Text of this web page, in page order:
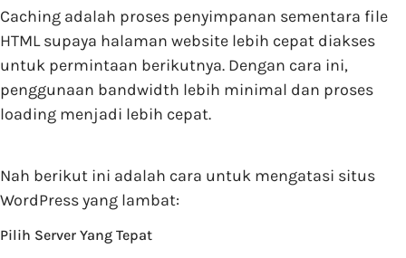
Caching adalah proses penyimpanan sementara file
HTML supaya halaman website lebih cepat diakses
untuk permintaan berikutnya. Dengan cara ini,
penggunaan bandwidth lebih minimal dan proses
loading menjadi lebih cepat.
Nah berikut ini adalah cara untuk mengatasi situs
WordPress yang lambat:
Pilih Server Yang Tepat